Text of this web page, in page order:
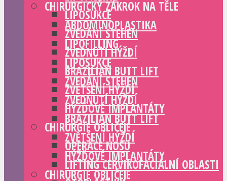
LIPOSUKCE
ZVEDÁNÍ STEHEN
ZVEDNUTÍ HÝŽDÍ
BRAZILIAN BUTT LIFT
ZVĚTŠENÍ HÝŽDÍ
HÝŽĎOVÉ IMPLANTÁTY
CHIRURGIE OBLIČEJE
OPERACE NOSU
LIFTING CERVIKOFACIÁLNÍ OBLASTI
CHIRURGICKÝ ZÁKROK NA TĚLE
ABDOMINOPLASTIKA
LIPOFILLING
LIPOSUKCE
ZVEDÁNÍ STEHEN
ZVEDNUTÍ HÝŽDÍ
BRAZILIAN BUTT LIFT
ZVĚTŠENÍ HÝŽDÍ
HÝŽĎOVÉ IMPLANTÁTY
CHIRURGIE OBLIČEJE